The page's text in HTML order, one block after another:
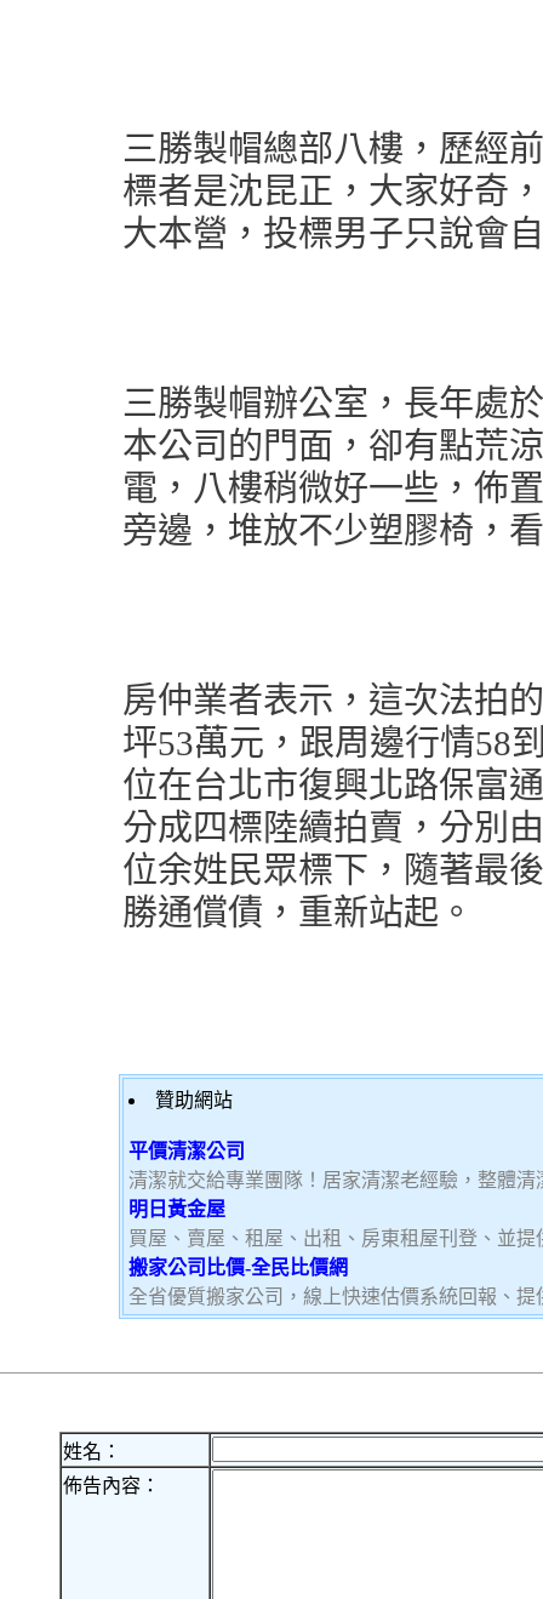
三勝製帽總部八樓，歷經
標者是沈昆正，大家好奇
大本營，投標男子只說會
三勝製帽辦公室，長年處
本公司的門面，卻有點荒
電，八樓稍微好一些，佈
旁邊，堆放不少塑膠椅，
房仲業者表示，這次法拍
坪53萬元，跟周邊行情58
位在台北市復興北路保富
分成四標陸續拍賣，分別
位余姓民眾標下，隨著最
勝通償債，重新站起。
贊助網站
平價清潔公司
清潔就交給專業團隊！居家清潔老經驗，整體清
明日黃金屋
買屋、賣屋、租屋、出租、房東租屋刊登、並
搬家公司比價-全民比價網
全省優質搬家公司，線上快速估價系統回報、
姓名：
佈告內容：